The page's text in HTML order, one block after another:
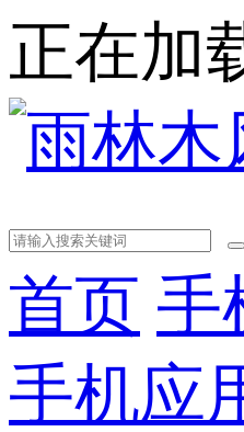
正在加
首页 手
手机应